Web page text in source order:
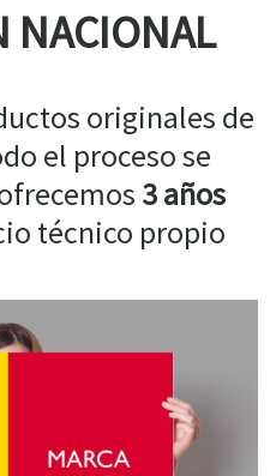
NACIONAL
originales de
el proceso se
3 años
técnico propio